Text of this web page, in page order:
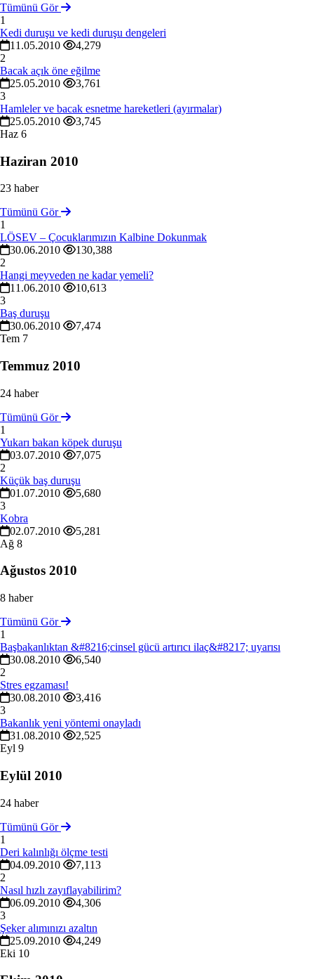
Tümünü Gör
1
Kedi duruşu ve kedi duruşu dengeleri
11.05.2010
4,279
2
Bacak açık öne eğilme
25.05.2010
3,761
3
Hamleler ve bacak esnetme hareketleri (ayırmalar)
25.05.2010
3,745
Haz 6
Haziran 2010
23 haber
Tümünü Gör
1
LÖSEV – Çocuklarımızın Kalbine Dokunmak
30.06.2010
130,388
2
Hangi meyveden ne kadar yemeli?
11.06.2010
10,613
3
Baş duruşu
30.06.2010
7,474
Tem 7
Temmuz 2010
24 haber
Tümünü Gör
1
Yukarı bakan köpek duruşu
03.07.2010
7,075
2
Küçük baş duruşu
01.07.2010
5,680
3
Kobra
02.07.2010
5,281
Ağ 8
Ağustos 2010
8 haber
Tümünü Gör
1
Başbakanlıktan &#8216;cinsel gücü artırıcı ilaç&#8217; uyarısı
30.08.2010
6,540
2
Stres egzaması!
30.08.2010
3,416
3
Bakanlık yeni yöntemi onayladı
31.08.2010
2,525
Eyl 9
Eylül 2010
24 haber
Tümünü Gör
1
Deri kalınlığı ölçme testi
04.09.2010
7,113
2
Nasıl hızlı zayıflayabilirim?
06.09.2010
4,306
3
Şeker alımınızı azaltın
25.09.2010
4,249
Eki 10